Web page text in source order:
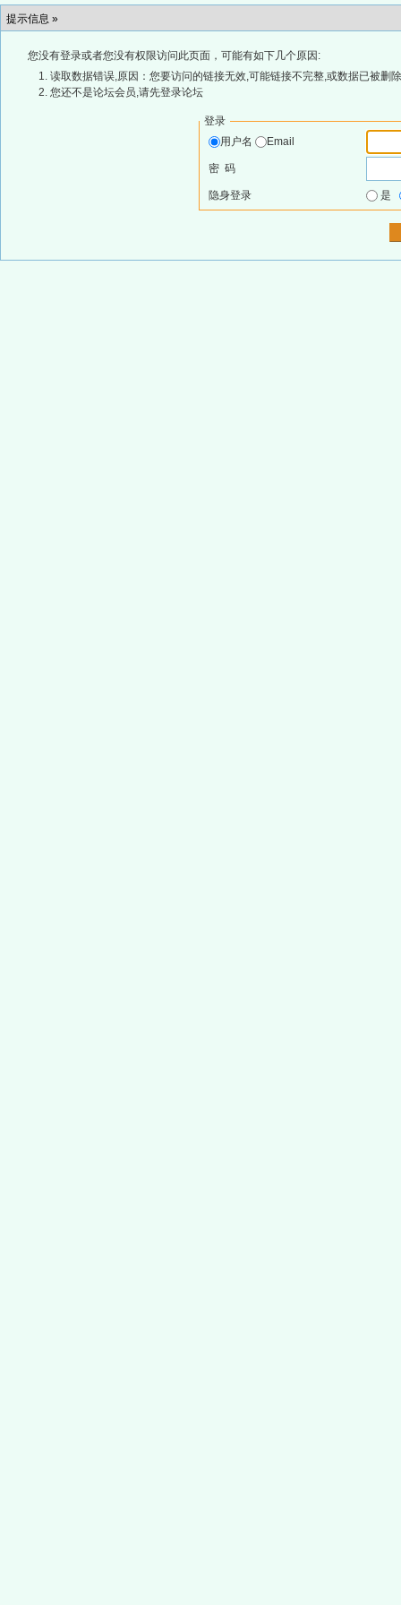
提示信息 »
您没有登录或者您没有权限访问此页面，可能有如下几个原因:
读取数据错误,原因：您要访问的链接无效,可能链接不完整,或数据已被删
您还不是论坛会员,请先登录论坛
登录
用户名
Email
密 码
隐身登录 是